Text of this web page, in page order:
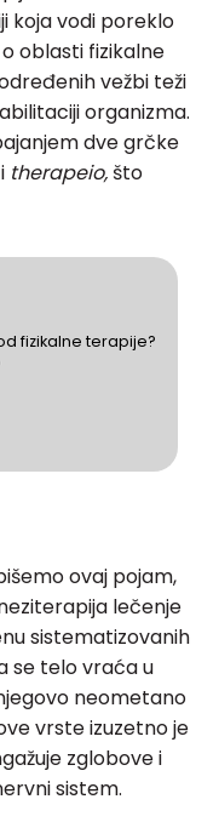
koja vodi poreklo
oblasti fizikalne
vežbi teži
organizma.
dve grčke
therapeio,što
fizikalne terapije?
ovaj pojam,
lečenje
sistematizovanih
se telo vraća u
neometano
vrste izuzetno je
zglobove i
sistem.